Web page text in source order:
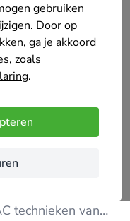
gebruiken
Door op
ga je akkoord
zoals
.
bedrijf, die
technieken van